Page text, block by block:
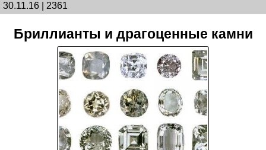
30.11.16 | 2361
Бриллианты и драгоценные камни